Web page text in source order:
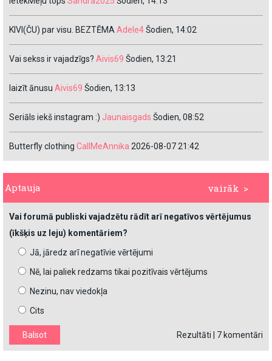
KIVI(ČU) par visu. BEZTĒMAAdele4Šodien, 14:02
Vai sekss ir vajadzīgs? Aivis69 Šodien, 13:21
laizīt ānusu Aivis69 Šodien, 13:13
Seriāls iekš instagram :) Jaunaisgads Šodien, 08:52
Butterfly clothing CallMeAnnika 2026-08-07 21:42
vairāk >
Aptauja
Vai forumā publiski vajadzētu rādīt arī negatīvos vērtējumus
(īkšķis uz leju) komentāriem?
Jā, jāredz arī negatīvie vērtējumi
Nē, lai paliek redzams tikai pozitīvais vērtējums
Nezinu, nav viedokļa
Cits
Rezultāti 7 komentāri